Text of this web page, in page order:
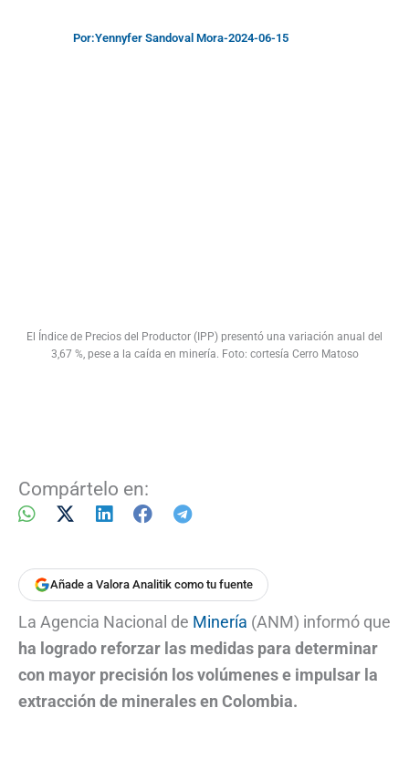
Por:Yennyfer Sandoval Mora-2024-06-15
El Índice de Precios del Productor (IPP) presentó una variación anual del
3,67 %, pese a la caída en minería. Foto: cortesía Cerro Matoso
Compártelo en:
Añade a Valora Analitik como tu fuente
La Agencia Nacional de Minería (ANM) informó que
ha logrado reforzar las medidas para determinar
con mayor precisión los volúmenes e impulsar la
extracción de minerales en Colombia.